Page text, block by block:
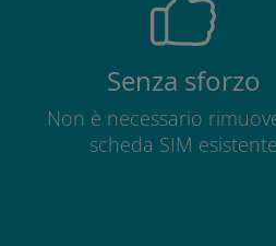
Senza sforzo
Non è necessario
scheda SIM esistente